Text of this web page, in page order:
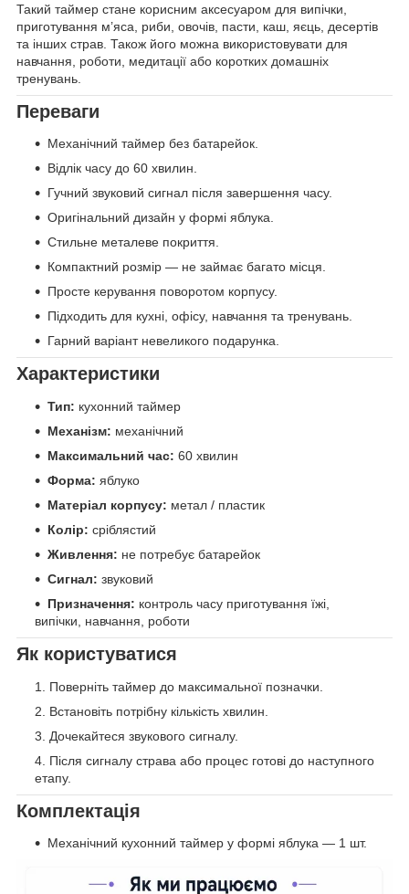
Такий таймер стане корисним аксесуаром для випічки,
приготування м’яса, риби, овочів, пасти, каш, яєць, десертів
та інших страв. Також його можна використовувати для
навчання, роботи, медитації або коротких домашніх
тренувань.
Переваги
Механічний таймер без батарейок.
Відлік часу до 60 хвилин.
Гучний звуковий сигнал після завершення часу.
Оригінальний дизайн у формі яблука.
Стильне металеве покриття.
Компактний розмір — не займає багато місця.
Просте керування поворотом корпусу.
Підходить для кухні, офісу, навчання та тренувань.
Гарний варіант невеликого подарунка.
Характеристики
Тип: кухонний таймер
Механізм: механічний
Максимальний час: 60 хвилин
Форма: яблуко
Матеріал корпусу: метал / пластик
Колір: сріблястий
Живлення: не потребує батарейок
Сигнал: звуковий
Призначення: контроль часу приготування їжі,
випічки, навчання, роботи
Як користуватися
Поверніть таймер до максимальної позначки.
Встановіть потрібну кількість хвилин.
Дочекайтеся звукового сигналу.
Після сигналу страва або процес готові до наступного
етапу.
Комплектація
Механічний кухонний таймер у формі яблука — 1 шт.